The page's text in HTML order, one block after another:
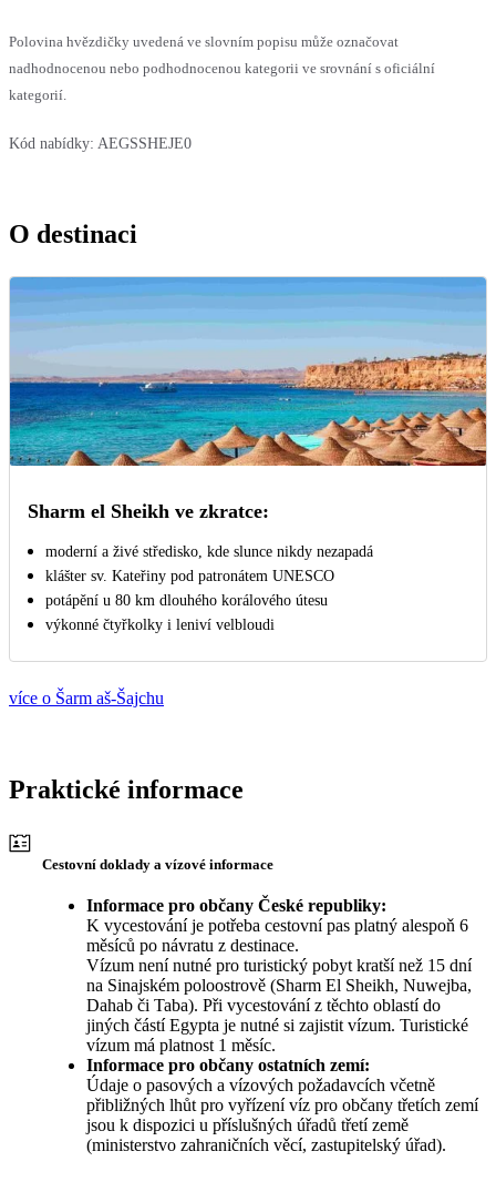
Polovina hvězdičky uvedená ve slovním popisu může označovat
nadhodnocenou nebo podhodnocenou kategorii ve srovnání s oficiální
kategorií.
Kód nabídky: AEGSSHEJE0
O destinaci
Sharm el Sheikh ve zkratce:
moderní a živé středisko, kde slunce nikdy nezapadá
klášter sv. Kateřiny pod patronátem UNESCO
potápění u 80 km dlouhého korálového útesu
výkonné čtyřkolky i leniví velbloudi
více o Šarm aš-Šajchu
Praktické informace
Cestovní doklady a vízové informace
Informace pro občany České republiky:
K vycestování je potřeba cestovní pas platný alespoň 6
měsíců po návratu z destinace.
Vízum není nutné pro turistický pobyt kratší než 15 dní
na Sinajském poloostrově (Sharm El Sheikh, Nuwejba,
Dahab či Taba). Při vycestování z těchto oblastí do
jiných částí Egypta je nutné si zajistit vízum. Turistické
vízum má platnost 1 měsíc.
Informace pro občany ostatních zemí:
Údaje o pasových a vízových požadavcích včetně
přibližných lhůt pro vyřízení víz pro občany třetích zemí
jsou k dispozici u příslušných úřadů třetí země
(ministerstvo zahraničních věcí, zastupitelský úřad).